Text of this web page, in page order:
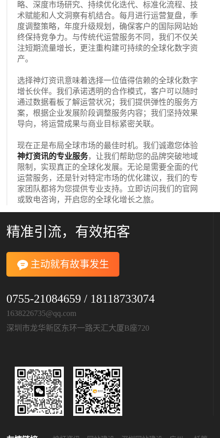
略、深度市场研究、持续优化迭代、标准化流程、技
术赋能和人文洞察有机结合。每月进行运营复盘，季
度调整策略，年度升级规划，确保客户的国际网站始
终保持竞争力。与传统代运营服务不同，我们不仅关
注短期流量增长，更注重构建可持续的全球化数字资
产。
选择神灯资讯意味着选择一位值得信赖的全球化数字
增长伙伴。我们承诺透明的合作模式，客户可以随时
通过数据看板了解运营状况；我们提供弹性的服务方
案，根据企业发展阶段调整服务内容；我们坚持效果
导向，将运营成果与商业目标紧密关联。
现在正是布局全球市场的最佳时机。我们诚邀您体验
神灯资讯的专业服务，让我们帮助您的品牌突破地域
限制，实现真正的全球化发展。无论是需要全面的代
运营服务，还是针对特定市场的优化建议，我们的专
家团队都将为您提供专业支持。立即访问我们的官网
或致电咨询，开启您的全球化增长之旅。
精准引流，有效拓客
主动就有故事发生
0755-21084659 / 18118733074
1638226735@qq.com
深圳市龙华新区东环一路天汇大厦B座720